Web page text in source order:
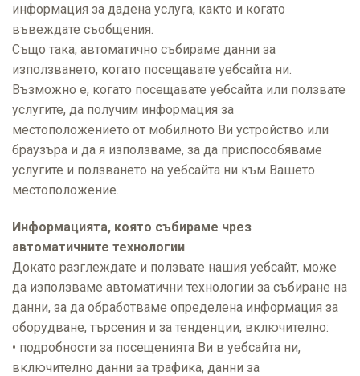
информация за дадена услуга, както и когато
въвеждате съобщения.
Също така, автоматично събираме данни за
използването, когато посещавате уебсайта ни.
Възможно е, когато посещавате уебсайта или ползвате
услугите, да получим информация за
местоположението от мобилното Ви устройство или
браузъра и да я използваме, за да приспособяваме
услугите и ползването на уебсайта ни към Вашето
местоположение.
Информацията, която събираме чрез
автоматичните технологии
Докато разглеждате и ползвате нашия уебсайт, може
да използваме автоматични технологии за събиране на
данни, за да обработваме определена информация за
оборудване, търсения и за тенденции, включително:
• подробности за посещенията Ви в уебсайта ни,
включително данни за трафика, данни за